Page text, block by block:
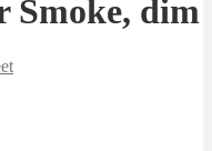
Smoke, dim